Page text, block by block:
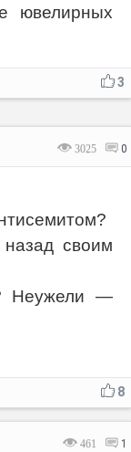
ювелирных
3
3025 0
своим
Неужели —
8
461 1